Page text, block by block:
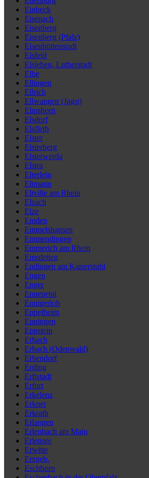
Einbeck
Eisenach
Eisenberg
Eisenberg (Pfalz)
Eisenhüttenstadt
Eisfeld
Eisleben, Lutherstadt
Elbe
Ellingen
Ellrich
Ellwangen (Jagst)
Elmshorn
Elsdorf
Elsfleth
Elster
Elsterberg
Elsterwerda
Elstra
Elterlein
Eltmann
Eltville am Rhein
Elzach
Elze
Emden
Emmelshausen
Emmendingen
Emmerich am Rhein
Emsdetten
Endingen am Kaiserstuhl
Engen
Enger
Ennepetal
Ennigerloh
Eppelheim
Eppingen
Eppstein
Erbach
Erbach (Odenwald)
Erbendorf
Erding
Erftstadt
Erfurt
Erkelenz
Erkner
Erkrath
Erlangen
Erlenbach am Main
Erlensee
Erwitte
Erzgeb.
Eschborn